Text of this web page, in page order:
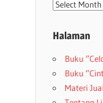
Arsip
Halaman
Buku
Buku
Materi